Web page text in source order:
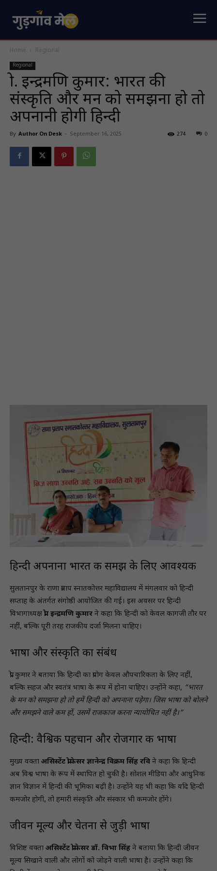
Home Regional
Regional
प्रो. इन्द्रमणि कुमार: भारत की
संस्कृति और मन को समझना हो तो
अपनानी होगी हिन्दी
By Author On Desk - September 16, 2025 0
274
हिन्दी अपनाना भारत की समझ के लिए आवश्यक
सुलतानपुर के राणा प्रताप स्नातकोत्तर महाविद्यालय में मंगलवार को हिन्दी
सप्ताह के अंतर्गत संगोष्ठी आयोजित की गई। इस अवसर पर हिन्दी
विभागाध्यक्ष प्रो. इन्द्रमणि कुमार ने कहा कि हिन्दी को केवल कागजी तौर पर
नहीं, बल्कि पूरी तरह राजकीय दर्जा मिलना चाहिए।
भाषा और संस्कृति का संबंध
प्रो. कुमार ने बताया कि हिन्दी का प्रयोग केवल औपचारिकता के लिए नहीं,
बल्कि सहज और स्वतंत्र भाषा के रूप में होना चाहिए। उन्होंने कहा, “भारत
के मन को समझना हो तो हमें हिन्दी को अपनाना पड़ेगा। जिस भाषा को बोलने
और समझने वाले कम हों, उसमें राजकाज करना न्यायोचित नहीं है।”
हिन्दी: वैश्विक पहचान और रोजगार की भाषा
मुख्य वक्ता असिस्टेंट प्रोफेसर ज्ञानेन्द्र विक्रम सिंह रवि ने कहा कि हिन्दी
अब विश्व भाषा के रूप में स्थापित हो चुकी है। सोशल मीडिया और आधुनिक
ज्ञान विज्ञान में हिन्दी की भूमिका बढ़ी है। उन्होंने यह भी कहा कि यदि हिन्दी
कमजोर होगी, तो हमारी संस्कृति और संस्कार भी कमजोर होंगे।
जीवन मूल्य और चेतना से जुड़ी भाषा
विशिष्ट वक्ता असिस्टेंट प्रोफेसर डॉ. विभा सिंह ने बताया कि हिन्दी जीवन
मूल्य सिखाने वाली और लोगों को जोड़ने वाली भाषा है। उन्होंने कहा कि